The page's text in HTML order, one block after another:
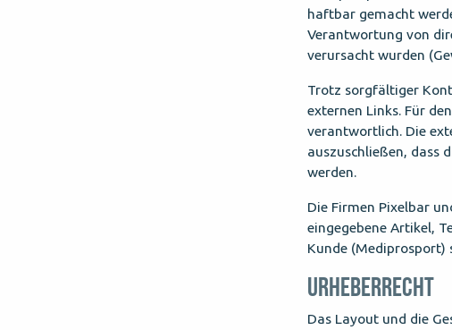
haftbar gemacht
Verantwortung von
verursacht wurden
Trotz sorgfältiger
externen Links. Für
verantwortlich. Die
auszuschließen, dass
werden.
Die Firmen Pixelbar
eingegebene Artikel,
Kunde
URHEBERRECHT
Das Layout und die